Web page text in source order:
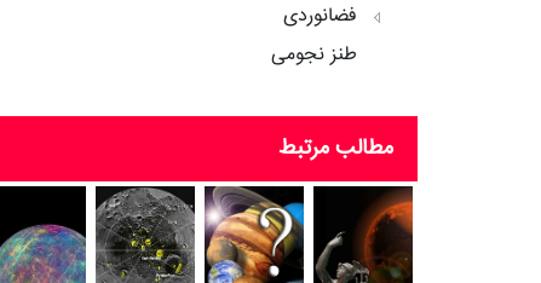
فضانوردی
طنز نجومی
مطالب مرتبط